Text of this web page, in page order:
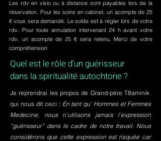
Les rdv en visio ou à distance sont payables lors de la
réservation. Pour les soins en cabinet, un acompte de 25
€ vous sera demandé. Le solde est à régler lors de votre
rdv. Pour toute annulation intervenant 24 h avant votre
rdv, un acompte de 25 € sera retenu. Merci de votre
compréhension
Quel est le rôle d'un guérisseur
dans la spiritualité autochtone ?
Je reprendrai les propos de Grand-père T8aminik
qui nous dit ceci : En tant qu' Hommes et Femmes
Medecine, nous n'utilisons jamais l’expression
“guérisseur” dans le cadre de notre travail. Nous
considérons que cette expression est risquée car